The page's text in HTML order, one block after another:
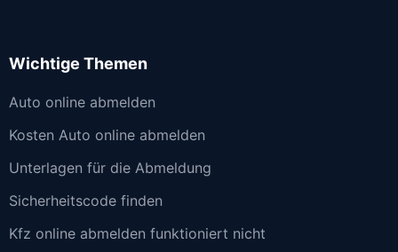
Wichtige Themen
Auto online abmelden
Kosten Auto online abmelden
Unterlagen für die Abmeldung
Sicherheitscode finden
Kfz online abmelden funktioniert nicht